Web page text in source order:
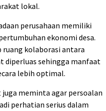
lokal.
perusahaan memiliki
ekonomi desa.
ruang kolaborasi antara
diperluas sehingga manfaat
lebih optimal.
meminta agar persoalan
perhatian serius dalam